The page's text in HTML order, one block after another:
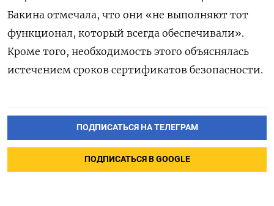
Бакина отмечала, что они «не выполняют тот
функционал, который всегда обеспечивали».
Кроме того, необходимость этого объяснялась
истечением сроков сертификатов безопасности.
ПОДПИСАТЬСЯ НА ТЕЛЕГРАМ
ПОДПИСАТЬСЯ В GOOGLE